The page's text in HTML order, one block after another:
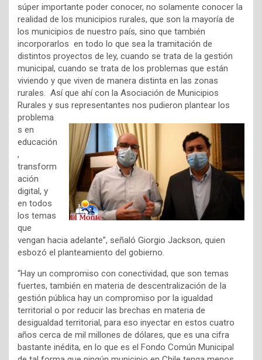
súper importante poder conocer, no solamente conocer la
realidad de los municipios rurales, que son la mayoría de
los municipios de nuestro país, sino que también
incorporarlos en todo lo que sea la tramitación de
distintos proyectos de ley, cuando se trata de la gestión
municipal, cuando se trata de los problemas que están
viviendo y que viven de manera distinta en las zonas
rurales. Así que ahí con la Asociación de Municipios
Rurales y sus representantes nos pudieron plantear los
problema
s en
educación
,
transform
ación
digital, y
en todos
los temas
que
vengan hacia adelante”, señaló Giorgio Jackson, quien
esbozó el planteamiento del gobierno.
“Hay un compromiso con conectividad, que son temas
fuertes, también en materia de descentralización de la
gestión pública hay un compromiso por la igualdad
territorial o por reducir las brechas en materia de
desigualdad territorial, para eso inyectar en estos cuatro
años cerca de mil millones de dólares, que es una cifra
bastante inédita, en lo que es el Fondo Común Municipal